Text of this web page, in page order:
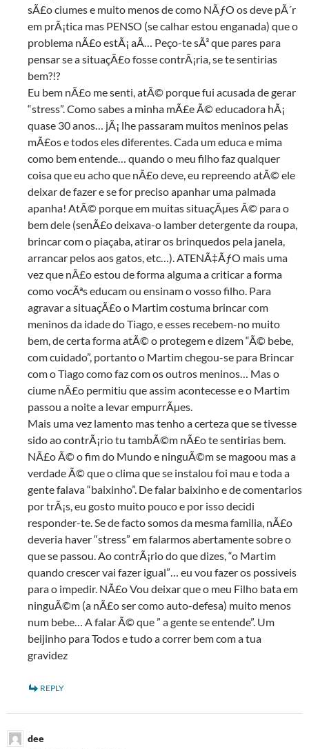
sÃ£o ciumes e muito menos de como NÃƒO os deve pÃ´r
em prÃ¡tica mas PENSO (se calhar estou enganada) que o
problema nÃ£o estÃ¡ aÃ­… Peço-te sÃ³ que pares para
pensar se a situaçÃ£o fosse contrÃ¡ria, se te sentirias
bem?!?
Eu bem nÃ£o me senti, atÃ© porque fui acusada de gerar
“stress”. Como sabes a minha mÃ£e Ã© educadora hÃ¡
quase 30 anos… jÃ¡ lhe passaram muitos meninos pelas
mÃ£os e todos eles diferentes. Cada um educa e mima
como bem entende… quando o meu filho faz qualquer
coisa que eu acho que nÃ£o deve, eu repreendo atÃ© ele
deixar de fazer e se for preciso apanhar uma palmada
apanha! AtÃ© porque em muitas situaçÃµes Ã© para o
bem dele (senÃ£o deixava-o lamber detergente da roupa,
brincar com o piaçaba, atirar os brinquedos pela janela,
arrancar pelos aos gatos, etc…). ATENÃ‡ÃƒO mais uma
vez que nÃ£o estou de forma alguma a criticar a forma
como vocÃªs educam ou ensinam o vosso filho. Para
agravar a situaçÃ£o o Martim costuma brincar com
meninos da idade do Tiago, e esses recebem-no muito
bem, de certa forma atÃ© o protegem e dizem “Ã© bebe,
com cuidado”, portanto o Martim chegou-se para Brincar
com o Tiago como faz com os outros meninos… Mas o
ciume nÃ£o permitiu que assim acontecesse e o Martim
passou a noite a levar empurrÃµes.
Mais uma vez lamento mas tenho a certeza que se tivesse
sido ao contrÃ¡rio tu tambÃ©m nÃ£o te sentirias bem.
NÃ£o Ã© o fim do Mundo e ninguÃ©m se magoou mas a
verdade Ã© que o clima que se instalou foi mau e toda a
gente falava “baixinho”. De falar baixinho e de comentarios
por trÃ¡s, eu gosto muito pouco e por isso decidi
responder-te. Se de facto somos da mesma familia, nÃ£o
deveria haver “stress” em falarmos abertamente sobre o
que se passou. Ao contrÃ¡rio do que dizes, “o Martim
quando crescer vai fazer igual”… eu vou fazer os possiveis
para o impedir. NÃ£o Vou deixar que o meu Filho bata em
ninguÃ©m (a nÃ£o ser como auto-defesa) muito menos
num bebe… A falar Ã© que ” a gente se entende”. Um
beijinho para Todos e tudo a correr bem com a tua
gravidez
REPLY
dee